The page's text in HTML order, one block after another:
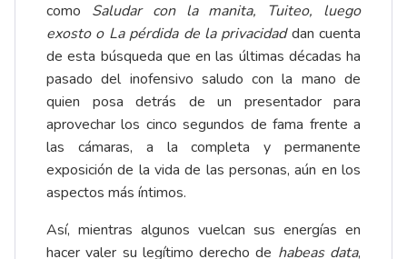
como Saludar con la manita, Tuiteo, luego
exosto o La pérdida de la privacidaddan cuenta
de esta búsqueda que en las últimas décadas ha
pasado del inofensivo saludo con la mano de
quien posa detrás de un presentador para
aprovechar los cinco segundos de fama frente a
las cámaras, a la completa y permanente
exposición de la vida de las personas, aún en los
aspectos más íntimos.
Así, mientras algunos vuelcan sus energías en
hacer valer su legítimo derecho de habeas data,